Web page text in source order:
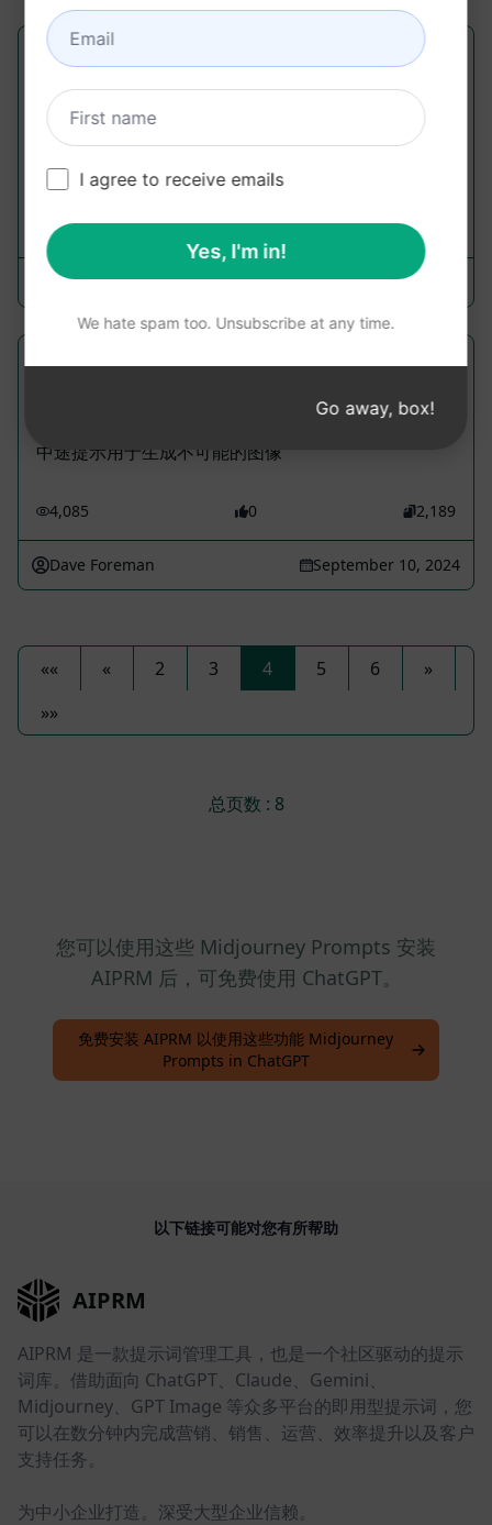
中途启发
为中途提供灵感的终极提示。此提示将基于您的主题
为您提供5个提示。
3,306 0 2,193
realzug March 8, 2023
中途提示 (烤面包片)
中途提示用于生成不可能的图像
4,085 0 2,189
Dave Foreman September 10, 2024
«« « 2 3 4 5 6
»
»»
总页数 : 8
您可以使用这些 Midjourney Prompts 安装
AIPRM 后，可免费使用 ChatGPT。
免费安装 AIPRM 以使用这些功能 Midjourney
Prompts in ChatGPT
以下链接可能对您有所帮助
AIPRM
AIPRM 是一款提示词管理工具，也是一个社区驱动的提示
词库。借助面向 ChatGPT、Claude、Gemini、
Midjourney、GPT Image 等众多平台的即用型提示词，您
可以在数分钟内完成营销、销售、运营、效率提升以及客户
支持任务。
为中小企业打造。深受大型企业信赖。
I agree to receive emails
Yes, I'm in!
We hate spam too. Unsubscribe at any time.
Go away, box!